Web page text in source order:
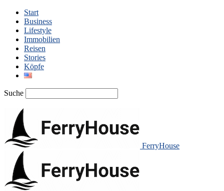
Start
Business
Lifestyle
Immobilien
Reisen
Stories
Köpfe
Suche
FerryHouse